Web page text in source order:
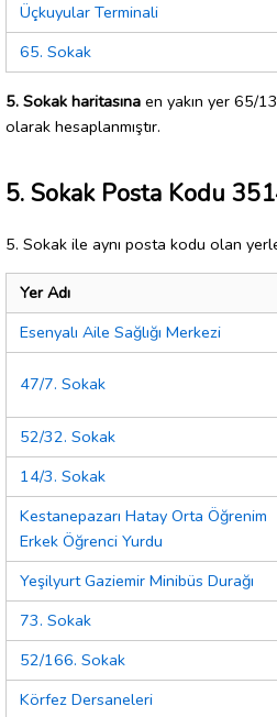
Üçkuyular Terminali
65. Sokak
5. Sokak haritasına en yakın yer 65/
olarak hesaplanmıştır.
5. Sokak Posta Kodu
5. Sokak ile aynı posta kodu olan
Yer Adı
Esenyalı Aile Sağlığı Merkezi
47/7. Sokak
52/32. Sokak
14/3. Sokak
Kestanepazarı Hatay Orta Öğrenim
Erkek Öğrenci Yurdu
Yeşilyurt Gaziemir Minibüs Durağı
73. Sokak
52/166. Sokak
Körfez Dersaneleri